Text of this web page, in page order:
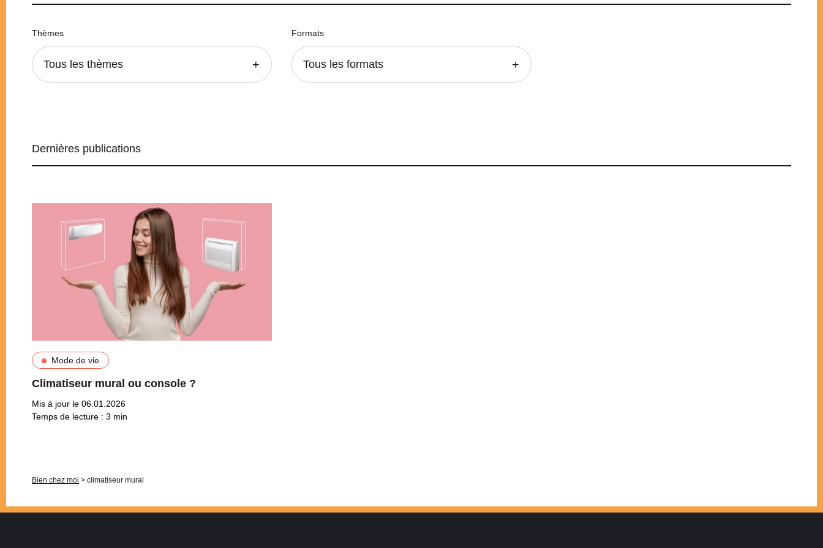
Thèmes
Tous les thèmes
Formats
Tous les formats
Dernières publications
Mode de vie
Climatiseur mural ou console ?
Mis à jour le 06.01.2026
Temps de lecture : 3 min
Bien chez moi > climatiseur mural